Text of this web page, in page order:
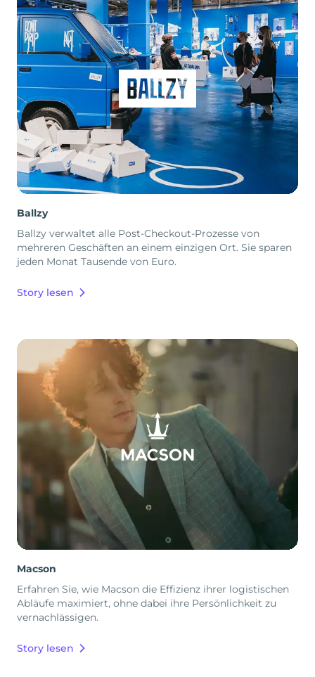
Ballzy
Ballzy verwaltet alle Post-Checkout-Prozesse von
mehreren Geschäften an einem einzigen Ort. Sie sparen
jeden Monat Tausende von Euro.
Story lesen
Macson
Erfahren Sie, wie Macson die Effizienz ihrer logistischen
Abläufe maximiert, ohne dabei ihre Persönlichkeit zu
vernachlässigen.
Story lesen